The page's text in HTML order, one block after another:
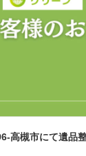
高槻市にて遺品